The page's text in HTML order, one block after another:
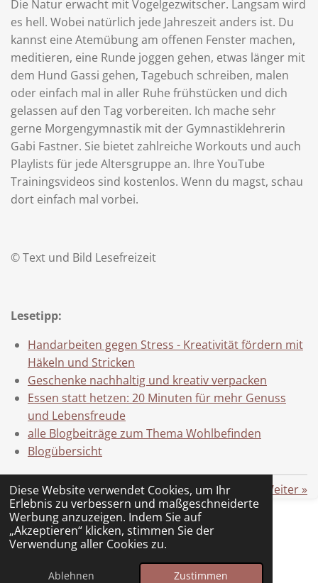
Diese Website verwendet Cookies, um Ihr
Erlebnis zu verbessern und maßgeschneiderte
Werbung anzuzeigen. Indem Sie auf
„Akzeptieren“ klicken, stimmen Sie der
Verwendung aller Cookies zu.
Ablehnen Zustimmen
Die Natur erwacht mit Vogelgezwitscher. Langsam wird
es hell. Wobei natürlich jede Jahreszeit anders ist. Du
kannst eine Atemübung am offenen Fenster machen,
meditieren, eine Runde joggen gehen, etwas länger mit
dem Hund Gassi gehen, Tagebuch schreiben, malen
oder einfach mal in aller Ruhe frühstücken und dich
gelassen auf den Tag vorbereiten. Ich mache sehr
gerne Morgengymnastik mit der Gymnastiklehrerin
Gabi Fastner. Sie bietet zahlreiche Workouts und auch
Playlists für jede Altersgruppe an. Ihre YouTube
Trainingsvideos sind kostenlos. Wenn du magst, schau
dort einfach mal vorbei.
© Text und Bild Lesefreizeit
Lesetipp:
Handarbeiten gegen Stress - Kreativität fördern mit
Häkeln und Stricken
Geschenke nachhaltig und kreativ verpacken
Essen statt hetzen: 20 Minuten für mehr Genuss
und Lebensfreude
alle Blogbeiträge zum Thema Wohlbefinden
Blogübersicht
«Zurück Weiter»
Impressum
Datenschutz
Mit Unterstützung von